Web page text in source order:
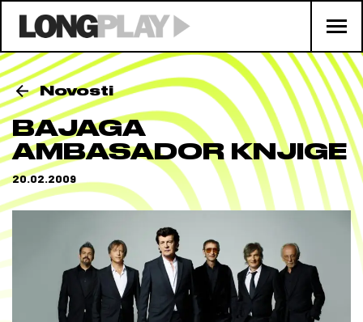
Novosti
BAJAGA
AMBASADOR KNJIGE
20.02.2009